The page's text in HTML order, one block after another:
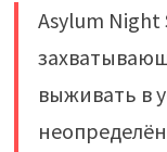
Asylum
выживать в